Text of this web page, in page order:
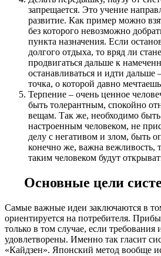
запрещается. Это учение
развитие. Как пример можно
без которого невозможно
пункта назначения. Если
долгого отдыха, то вряд ли
продвигаться дальше к
останавливаться и идти дальше
точка, о которой давно
Терпение – очень ценное
быть толерантным, спокойно
вещам. Так же, необходимо
настроенным человеком, не
делу с негативом и злом, быть
конечно же, важна вежливость,
таким человеком будут
Основные цели
Самые важные идеи заключаются в
ориентируется на потребителя.
только в том случае, если требования
удовлетворены. Именно так гласит
«Кайдзен». Японский метод вообще